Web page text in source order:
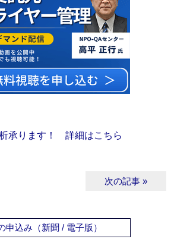
承ります！ 詳細はこちら
次の記事 »
申込み（新聞 / 電子版）